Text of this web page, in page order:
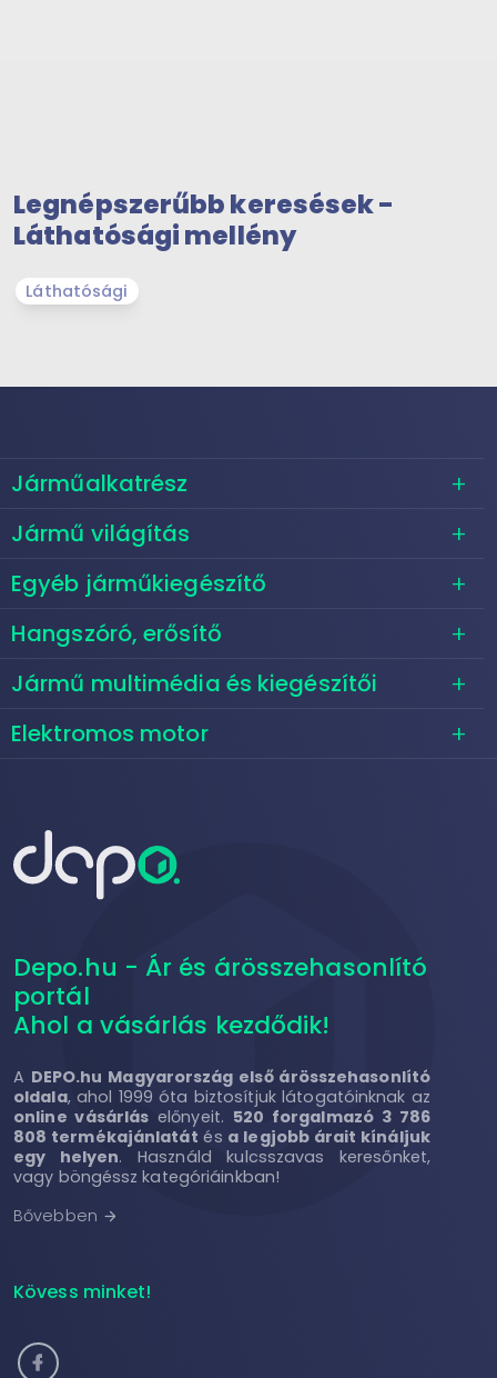
Legnépszerűbb keresések -
Láthatósági mellény
Láthatósági
Járműalkatrész
Jármű világítás
Egyéb járműkiegészítő
Hangszóró, erősítő
Jármű multimédia és kiegészítői
Elektromos motor
Depo.hu - Ár és árösszehasonlító
portál
Ahol a vásárlás kezdődik!
A DEPO.hu Magyarország első árösszehasonlító
oldala, ahol 1999 óta biztosítjuk látogatóinknak az
online vásárlás előnyeit. 520 forgalmazó 3 786
808 termékajánlatát és a legjobb árait kínáljuk
egy helyen. Használd kulcsszavas keresőnket,
vagy böngéssz kategóriáinkban!
Bővebben arrow_forward
Kövess minket!